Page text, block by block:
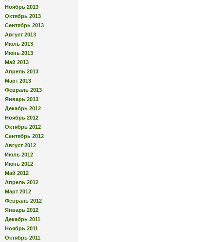
Ноябрь 2013
Октябрь 2013
Сентябрь 2013
Август 2013
Июль 2013
Июнь 2013
Май 2013
Апрель 2013
Март 2013
Февраль 2013
Январь 2013
Декабрь 2012
Ноябрь 2012
Октябрь 2012
Сентябрь 2012
Август 2012
Июль 2012
Июнь 2012
Май 2012
Апрель 2012
Март 2012
Февраль 2012
Январь 2012
Декабрь 2011
Ноябрь 2011
Октябрь 2011